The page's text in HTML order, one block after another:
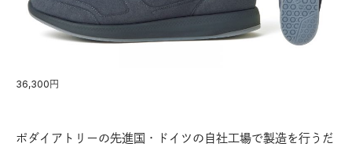
36,300円
ポダイアトリーの先進国・ドイツの自社工場で製造を行うだ